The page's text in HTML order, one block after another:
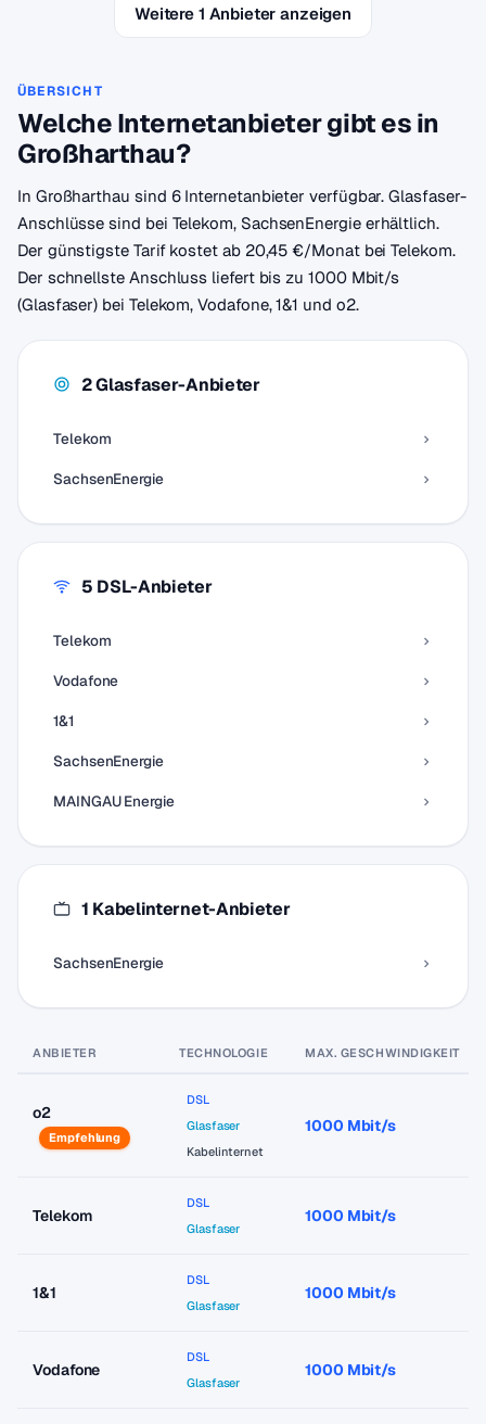
Weitere 1 Anbieter anzeigen
ÜBERSICHT
Welche Internetanbieter gibt es in
Großharthau?
In Großharthau sind 6 Internetanbieter verfügbar. Glasfaser-
Anschlüsse sind bei Telekom, SachsenEnergie erhältlich.
Der günstigste Tarif kostet ab 20,45 €/Monat bei Telekom.
Der schnellste Anschluss liefert bis zu 1000 Mbit/s
(Glasfaser) bei Telekom, Vodafone, 1&1 und o2.
2 Glasfaser-Anbieter
Telekom
SachsenEnergie
5 DSL-Anbieter
Telekom
Vodafone
1&1
SachsenEnergie
MAINGAU Energie
1 Kabelinternet-Anbieter
SachsenEnergie
ANBIETER TECHNOLOGIE MAX. GESCHWINDIGKEIT
o2
Empfehlung
DSL
Glasfaser
Kabelinternet
1000 Mbit/s
Telekom
DSL
Glasfaser
1000 Mbit/s
1&1
DSL
Glasfaser
1000 Mbit/s
Vodafone
DSL
Glasfaser
1000 Mbit/s